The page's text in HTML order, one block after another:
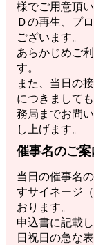
様でご用意頂
Ｄの再生、プ
ございます。
あらかじめご
す。
また、当日の
につきまして
務局までお問
し上げます。
催事名のご
当日の催事名
すサイネージ
おります。
申込書に記載
日祝日の急な